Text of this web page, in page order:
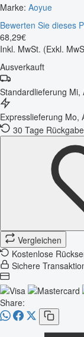
Marke: Aoyue
Bewerten Sie dieses
68,29€
Inkl. MwSt. (Exkl.
Ausverkauft
Standardlieferung Mi,
Expresslieferung Mo,
30 Tage
Vergleichen
Kostenlose
Sichere
Share: